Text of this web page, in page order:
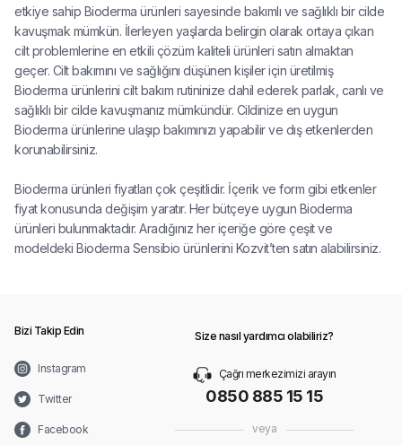
etkiye sahip Bioderma ürünleri sayesinde bakımlı ve sağlıklı bir cilde
kavuşmak mümkün. İlerleyen yaşlarda belirgin olarak ortaya çıkan
cilt problemlerine en etkili çözüm kaliteli ürünleri satın almaktan
geçer. Cilt bakımını ve sağlığını düşünen kişiler için üretilmiş
Bioderma ürünlerini cilt bakım rutininize dahil ederek parlak, canlı ve
sağlıklı bir cilde kavuşmanız mümkündür. Cildinize en uygun
Bioderma ürünlerine ulaşıp bakımınızı yapabilir ve dış etkenlerden
korunabilirsiniz.
Bioderma ürünleri fiyatları çok çeşitlidir. İçerik ve form gibi etkenler
fiyat konusunda değişim yaratır. Her bütçeye uygun Bioderma
ürünleri bulunmaktadır. Aradığınız her içeriğe göre çeşit ve
modeldeki Bioderma Sensibio ürünlerini Kozvit’ten satın alabilirsiniz.
Bizi Takip Edin
Instagram
Twitter
Facebook
Size nasıl yardımcı olabiliriz?
Çağrı merkezimizi arayın
0850 885 15 15
veya